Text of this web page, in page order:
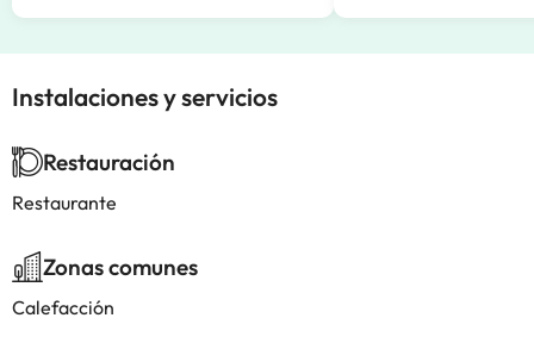
Instalaciones y servicios
Restauración
Restaurante
Zonas comunes
Calefacción